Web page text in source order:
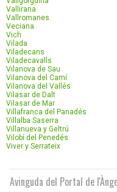
Vallirana
Vallromanes
Veciana
Vich
Vilada
Viladecans
Viladecavalls
Vilanova de Sau
Vilanova del Camí
Vilanova del Vallés
Vilasar de Dalt
Vilasar de Mar
Villafranca del Panadés
Villalba Saserra
Villanueva y Geltrú
Vilobí del Penedés
Viver y Serrateix
Avinguda del Portal de